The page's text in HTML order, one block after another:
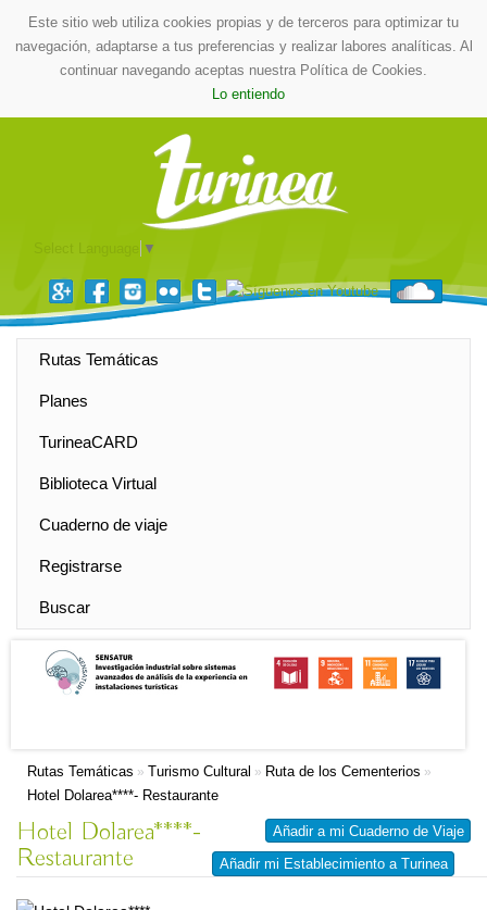
Este sitio web utiliza cookies propias y de terceros para optimizar tu
navegación, adaptarse a tus preferencias y realizar labores analíticas. Al
continuar navegando aceptas nuestra Política de Cookies.
Lo entiendo
▼
Rutas Temáticas
Planes
TurineaCARD
Biblioteca Virtual
Cuaderno de viaje
Registrarse
Buscar
Rutas Temáticas » Turismo Cultural » Ruta de los Cementerios »
Hotel Dolarea****- Restaurante
Añadir a mi Cuaderno de Viaje
Añadir mi Establecimiento a Turinea
Hotel Dolarea****-
Restaurante